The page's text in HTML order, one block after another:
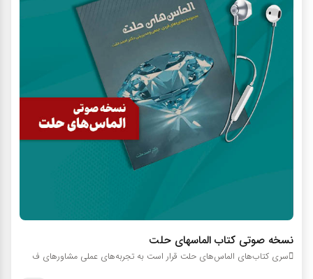
نسخه صوتي کتاب الماسهاي حلت
سري کتاب‌هاي الماس‌هاي حلت قرار است به تجربه­‌هاي عملي مشاور‌هاي ف